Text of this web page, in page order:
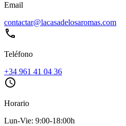
Email
contactar@lacasadelosaromas.com
phone
Teléfono
+34 961 41 04 36
schedule
Horario
Lun-Vie: 9:00-18:00h